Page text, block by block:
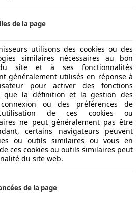
de la page
utilisons des cookies ou des
similaires nécessaires au bon
du site et à ses fonctionnalités
généralement utilisés en réponse à
pour activer des fonctions
que la définition et la gestion des
ou des préférences de
de ces cookies ou
ne peut généralement pas être
certains navigateurs peuvent
ou outils similaires ou vous en
ces cookies ou outils similaires peut
du site web.
de la page